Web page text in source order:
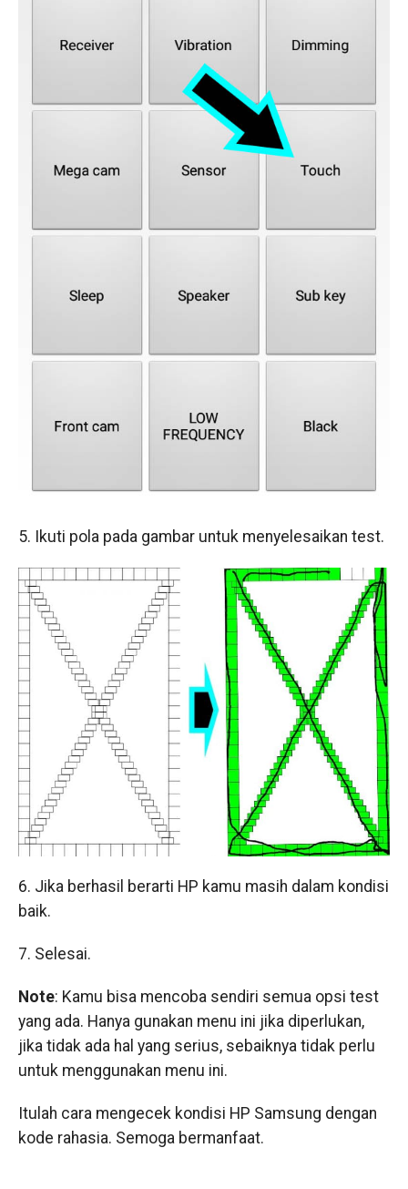
5. Ikuti pola pada gambar untuk menyelesaikan test.
6. Jika berhasil berarti HP kamu masih dalam kondisi
baik.
7. Selesai.
Note: Kamu bisa mencoba sendiri semua opsi test
yang ada. Hanya gunakan menu ini jika diperlukan,
jika tidak ada hal yang serius, sebaiknya tidak perlu
untuk menggunakan menu ini.
Itulah cara mengecek kondisi HP Samsung dengan
kode rahasia. Semoga bermanfaat.